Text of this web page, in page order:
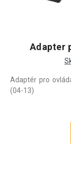
Adapter
Adaptér pro
(04-13)